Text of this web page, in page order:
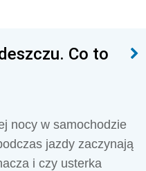
Co to
nocy w samochodzie
jazdy zaczynają
i czy usterka